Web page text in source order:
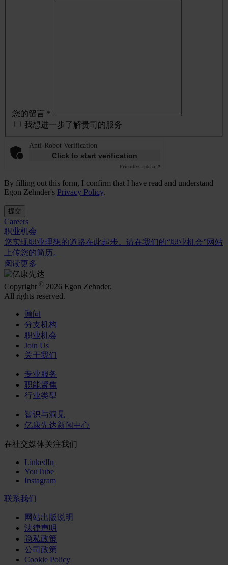
您的留言 *
我想进一步了解贵司的服务
Anti-Robot Verification
Click to start verification
FriendlyCaptcha ⇗
By filling out this form, I confirm that I have read and understand
Egon Zehnder's Privacy Policy.
提交
Careers
职业机会
您实现职业理想的道路在此起步。请在我们的“职业机会”网站
上传您的简历。
阅读更多
Copyright © 2026 Egon Zehnder.
All rights reserved.
顾问
分支机构
职业机会
Join Us
关于我们
专业服务
职能聚焦
行业类型
智识与洞见
亿康先达新闻中心
在社交媒体关注我们
LinkedIn
YouTube
Instagram
联系我们
网站出版说明
法律声明
隐私政策
公司政策
Cookie Policy